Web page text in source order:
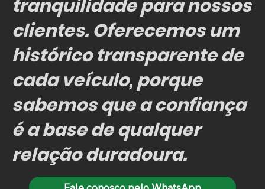
tranquilidade para nossos
clientes. Oferecemos um
histórico transparente de
cada veículo, porque
sabemos que a confiança
é a base de qualquer
relação duradoura.